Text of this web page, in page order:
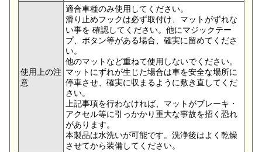
使用上の注
意
適合車種のみ使用してください。
滑り止めフックは必ず取付け、マットがずれな
い事を 確認してください。他にマジックテー
プ、ボタン等がある場合、確実に留めてくださ
い。
他のマットなど重ねて使用しないでください。
マットにずれが生じた場合は車を安全な場所に
停車させ、確実に収まるように敷き直してくだ
さい。
上記事項を行わなければ、マットがブレーキ・
アクセル等に引っかかり重大な事故を招く恐れ
があります。
本製品は水洗いが可能です。洗浄後はよく乾燥
させてから装備してください。